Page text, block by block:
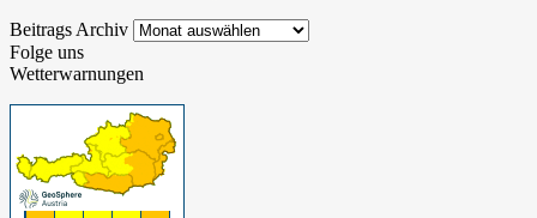
Beitrags Archiv Beitrags
Folge uns
Wetterwarnungen